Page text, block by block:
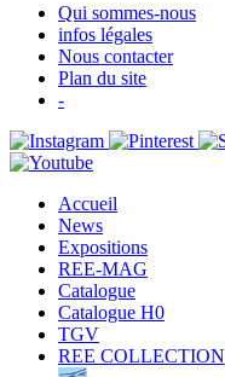
Qui sommes-nous
infos légales
Nous contacter
Plan du site
-
Accueil
News
Expositions
REE-MAG
Catalogue
Catalogue H0
TGV
REE COLLECTION